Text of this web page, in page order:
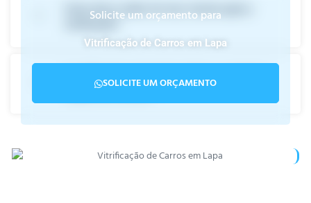
Solicite um orçamento para
Vitrificação de Carros em Lapa
SOLICITE UM ORÇAMENTO
Como devo cuidar do meu veículo após a
A vitrificação automotiva altera a aparência
original do veículo?